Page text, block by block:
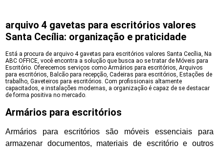
arquivo 4 gavetas para escritórios valores
Santa Cecília: organização e praticidade
Está a procura de arquivo 4 gavetas para escritórios valores Santa Cecília, Na
ABC OFFICE, você encontra a solução que busca ao se tratar de Móveis para
Escritório. Oferecemos serviços como Armários para escritórios, Arquivos
para escritórios, Balcão para recepção, Cadeiras para escritórios, Estações de
trabalho, Gaveteiros para escritórios. Com profissionais altamente
capacitados, e instalações modernas, a organização é capaz de se destacar
de forma positiva no mercado.
Armários para escritórios
Armários para escritórios são móveis essenciais para
armazenar documentos, materiais de escritório e outros